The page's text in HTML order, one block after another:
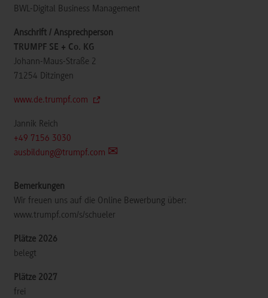
BWL-Digital Business Management
TRUMPF SE + Co. KG
Johann-Maus-Straße 2
71254 Ditzingen
www.de.trumpf.com
Jannik Reich
+49 7156 3030
ausbildung@trumpf.com
Wir freuen uns auf die Online Bewerbung über:
www.trumpf.com/s/schueler
belegt
frei